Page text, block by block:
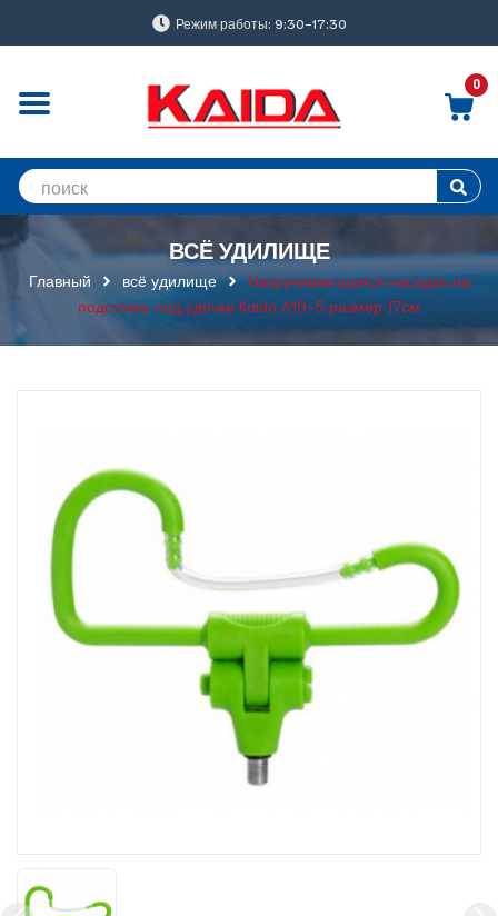
Режим работы: 9:30-17:30
0
ВСЁ УДИЛИЩЕ
Главный всё удилище
Накручивающаяся насадка на
подставку под удочки Kaida A19-5 размер 17см